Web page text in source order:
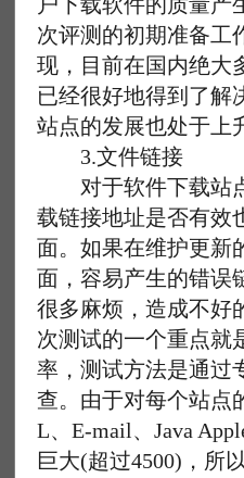
次评测的初期准备工
现，目前在国内绝大
已经很好地得到了解
站点的发展也处于上
3.文件链接
对于软件下载站
载链接地址是否有效
面。如果在维护更新
面，容易产生的错误
很多麻烦，造成不好
次测试的一个重点就
率，测试方法是通过
查。由于对每个站点
L、E-mail、Java
巨大(超过4500)，所